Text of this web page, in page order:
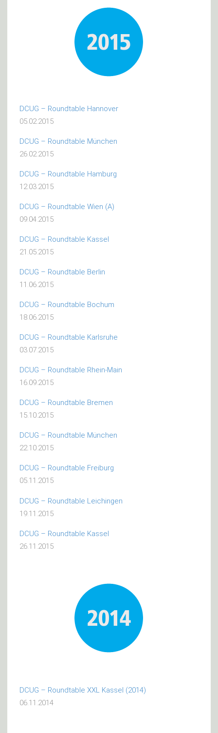
DCUG – Roundtable Hannover
05.02.2015
DCUG – Roundtable München
26.02.2015
DCUG – Roundtable Hamburg
12.03.2015
DCUG – Roundtable Wien (A)
09.04.2015
DCUG – Roundtable Kassel
21.05.2015
DCUG – Roundtable Berlin
11.06.2015
DCUG – Roundtable Bochum
18.06.2015
DCUG – Roundtable Karlsruhe
03.07.2015
DCUG – Roundtable Rhein-Main
16.09.2015
DCUG – Roundtable Bremen
15.10.2015
DCUG – Roundtable München
22.10.2015
DCUG – Roundtable Freiburg
05.11.2015
DCUG – Roundtable Leichingen
19.11.2015
DCUG – Roundtable Kassel
26.11.2015
DCUG – Roundtable XXL Kassel (2014)
06.11.2014